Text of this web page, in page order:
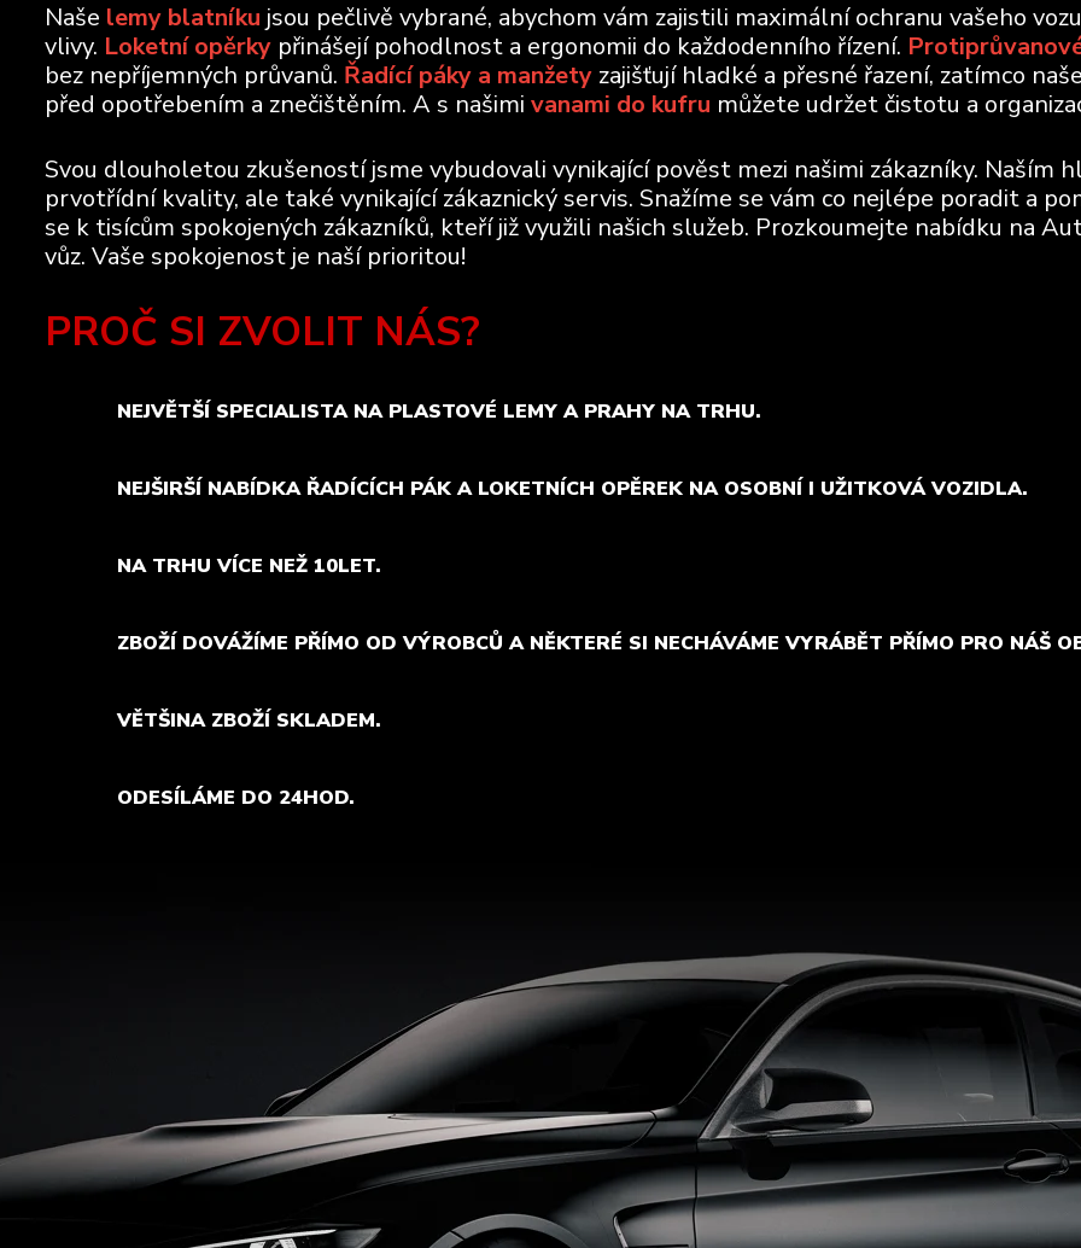
Naše lemy blatníku jsou pečlivě vybrané, abychom vám zajistili maximální ochranu vašeho
vlivy. Loketní opěrky přinášejí pohodlnost a ergonomii do každodenního řízení.
bez nepříjemných průvanů. Řadící páky a manžety zajišťují hladké a přesné řazení, zatímco
před opotřebením a znečištěním. A s našimi vanami do kufru můžete udržet čistotu a
Svou dlouholetou zkušeností jsme vybudovali vynikající pověst mezi našimi zákazníky. Naším
prvotřídní kvality, ale také vynikající zákaznický servis. Snažíme se vám co nejlépe poradit a
se k tisícům spokojených zákazníků, kteří již využili našich služeb. Prozkoumejte nabídku na
vůz. Vaše spokojenost je naší prioritou!
PROČ SI ZVOLIT NÁS?
NEJVĚTŠÍ SPECIALISTA NA PLASTOVÉ LEMY A PRAHY NA TRHU.
NEJŠIRŠÍ NABÍDKA ŘADÍCÍCH PÁK A LOKETNÍCH OPĚREK NA OSOBNÍ I UŽITKOVÁ VOZIDLA.
NA TRHU VÍCE NEŽ 10LET.
ZBOŽÍ DOVÁŽÍME PŘÍMO OD VÝROBCŮ A NĚKTERÉ SI NECHÁVÁME VYRÁBĚT PŘÍMO PRO NÁŠ
VĚTŠINA ZBOŽÍ SKLADEM.
ODESÍLÁME DO 24HOD.